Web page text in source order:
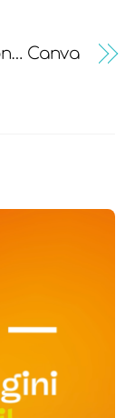
Canva